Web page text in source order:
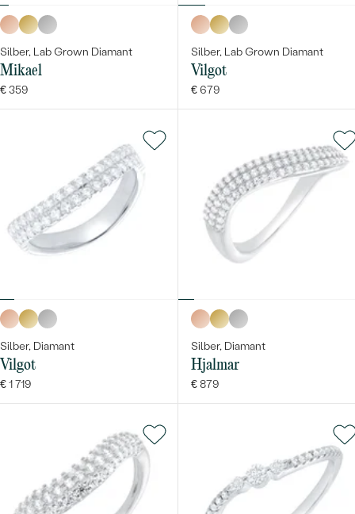
Silber, Lab Grown Diamant
Mikael
€ 359
Silber, Lab Grown Diamant
Vilgot
€ 679
Silber, Diamant
Vilgot
€ 1 719
Silber, Diamant
Hjalmar
€ 879